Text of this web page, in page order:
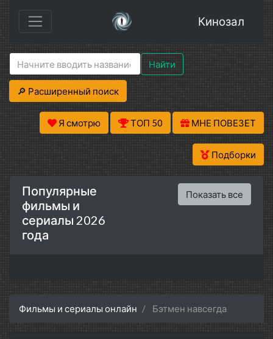
Кинозал
Найти
🔎 Расширенный поиск
Я смотрю ТОП 50 МНЕ ПОВЕЗЕТ
Подборки
Популярные
фильмы и
сериалы 2026
года
Показать все
Фильмы и сериалы онлайн Бэтмен навсегда